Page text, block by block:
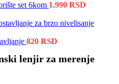
set 6kom 1.990 RSD
820 RSD
lenjir za merenje